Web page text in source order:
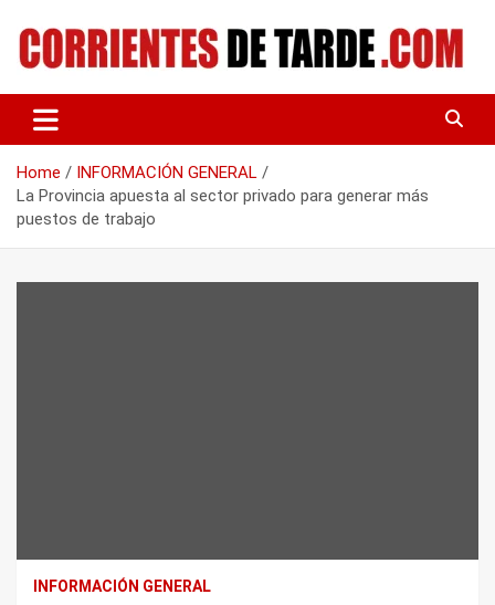
content
CORRIENTES DE TARDE
Home
INFORMACIÓN GENERAL
La Provincia apuesta al sector privado para generar más
puestos de trabajo
INFORMACIÓN GENERAL